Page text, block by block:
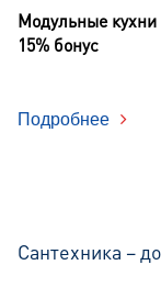
Модульные
15% бонус
Подробнее
Сантехника –